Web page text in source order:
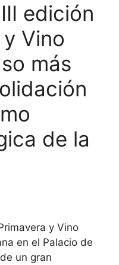
edición
Vino
más
de la
y Vino
en el Palacio de
un gran